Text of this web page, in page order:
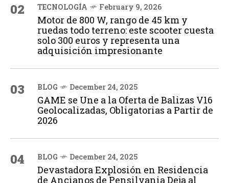
02 TECNOLOGÍA February 9, 2026
Motor de 800 W, rango de 45 km y
ruedas todo terreno: este scooter cuesta
solo 300 euros y representa una
adquisición impresionante
03 BLOG December 24, 2025
GAME se Une a la Oferta de Balizas V16
Geolocalizadas, Obligatorias a Partir de
2026
04 BLOG December 24, 2025
Devastadora Explosión en Residencia
de Ancianos de Pensilvania Deja al